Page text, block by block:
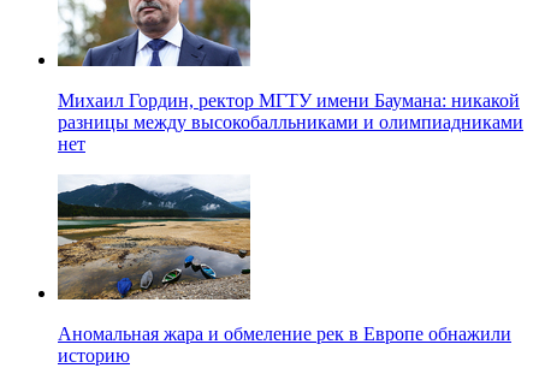
Михаил Гордин, ректор МГТУ имени Баумана: никакой
разницы между высокобалльниками и олимпиадниками
нет
Аномальная жара и обмеление рек в Европе обнажили
историю